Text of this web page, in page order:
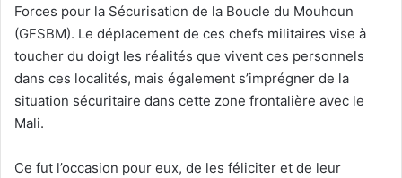
Forces pour la Sécurisation de la Boucle du Mouhoun
(GFSBM). Le déplacement de ces chefs militaires vise à
toucher du doigt les réalités que vivent ces personnels
dans ces localités, mais également s’imprégner de la
situation sécuritaire dans cette zone frontalière avec le
Mali.
Ce fut l’occasion pour eux, de les féliciter et de leur